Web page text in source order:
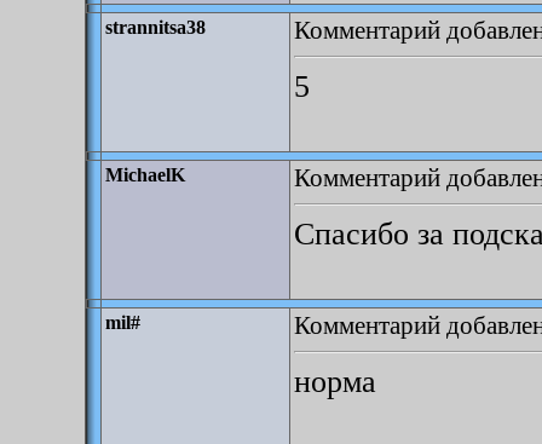
strannitsa38 Комментарий
5
MichaelK Комментарий
Спасибо за
mil# Комментарий
норма